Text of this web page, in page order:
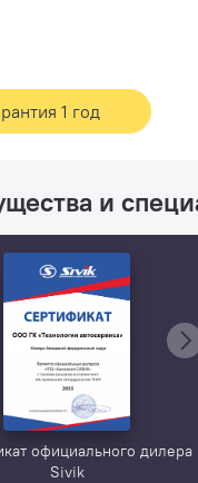
1 год
и
официального дилера
Sivik